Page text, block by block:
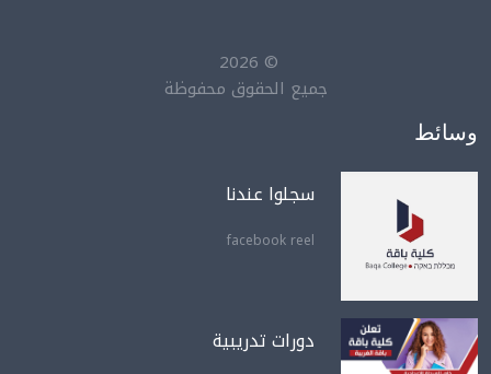
©
2026
جميع الحقوق محفوظة
وسائط
سجلوا عندنا
facebook reel
دورات تدريبية